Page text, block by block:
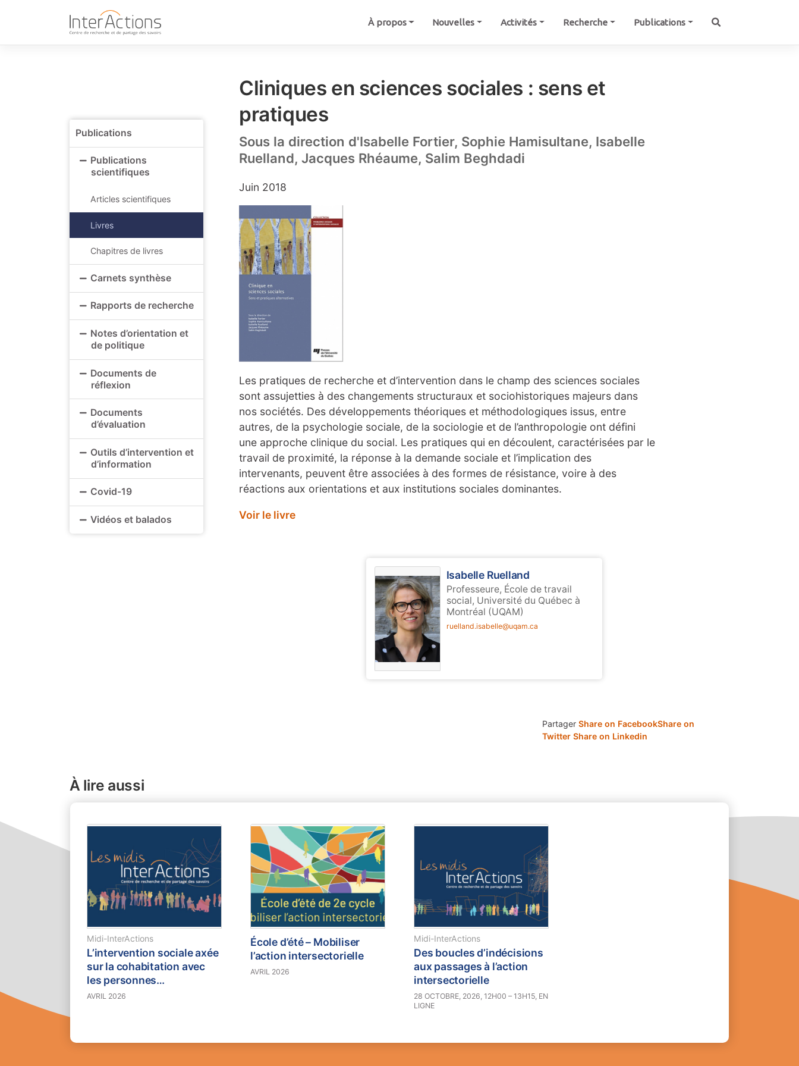
À propos Nouvelles Activités Recherche Publications
Publications
Publications
scientifiques
Articles scientifiques
Livres
Chapitres de livres
Carnets synthèse
Rapports de recherche
Notes d’orientation et
de politique
Documents de
réflexion
Documents
d’évaluation
Outils d’intervention et
d’information
Covid-19
Vidéos et balados
Cliniques en sciences sociales : sens et
pratiques
Sous la direction d'Isabelle Fortier, Sophie Hamisultane, Isabelle
Ruelland, Jacques Rhéaume, Salim Beghdadi
Juin 2018
Les pratiques de recherche et d’intervention dans le champ des sciences sociales
sont assujetties à des changements structuraux et sociohistoriques majeurs dans
nos sociétés. Des développements théoriques et méthodologiques issus, entre
autres, de la psychologie sociale, de la sociologie et de l’anthropologie ont défini
une approche clinique du social. Les pratiques qui en découlent, caractérisées par le
travail de proximité, la réponse à la demande sociale et l’implication des
intervenants, peuvent être associées à des formes de résistance, voire à des
réactions aux orientations et aux institutions sociales dominantes.
Voir le livre
Isabelle Ruelland
Professeure, École de travail
social, Université du Québec à
Montréal (UQAM)
ruelland.isabelle@uqam.ca
Partager Share on FacebookShare on
Twitter Share on Linkedin
À lire aussi
Midi-InterActions
L’intervention sociale axée
sur la cohabitation avec
les personnes
marginalisées : le cas de la
AVRIL 2026
École d’été – Mobiliser
l’action intersectorielle
AVRIL 2026
Midi-InterActions
Des boucles d’indécisions
aux passages à l’action
intersectorielle
28 OCTOBRE, 2026, 12H00 – 13H15, EN
LIGNE